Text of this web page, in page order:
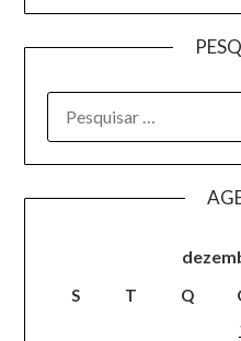
S T Q